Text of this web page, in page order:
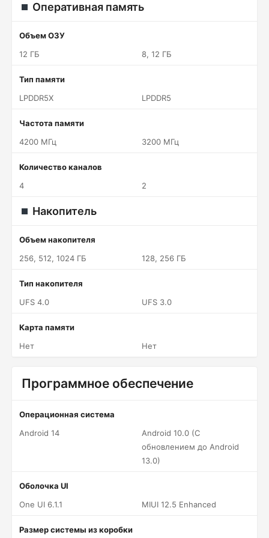
Оперативная память
Объем ОЗУ
12 ГБ
8, 12 ГБ
Тип памяти
LPDDR5X
LPDDR5
Частота памяти
4200 МГц
3200 МГц
Количество каналов
4
2
Накопитель
Объем накопителя
256, 512, 1024 ГБ
128, 256 ГБ
Тип накопителя
UFS 4.0
UFS 3.0
Карта памяти
Нет
Нет
Программное обеспечение
Операционная система
Android 14
Android 10.0 (С
обновлением до Android
13.0)
Оболочка UI
One UI 6.1.1
MIUI 12.5 Enhanced
Размер системы из коробки